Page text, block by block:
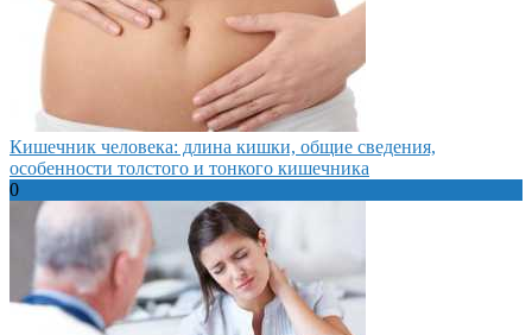
Кишечник человека: длина кишки, общие сведения,
особенности толстого и тонкого кишечника
0